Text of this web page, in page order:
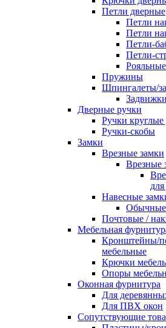
Петли дверные
Петли
Петли
Петли-
Петли-
Пружины
Шпингалеты/
Дверные ручки
Ручки
Ручки-скобы
Замки
Врезные замки
Врезные
Навесные
Обычные
Почтовые /
Мебельная
Кронштейны/
мебельные
Крючки
Опоры
Оконная фурнитура
Для
Для ПВХ окон
Сопутствующие